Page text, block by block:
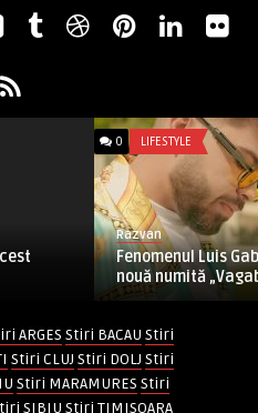
0 LIFESTYLE
Razvan
Fenomenul Luis
nouă numită
ARGES Stiri BACAU Stiri
Stiri CLUJ Stiri DOLJ Stiri
Stiri MARAMURES Stiri
SIBIU Stiri TIMISOARA